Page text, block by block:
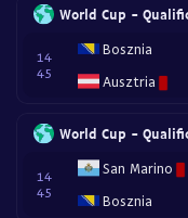
World Cup -
14
45
Bosznia
Ausztria
World Cup -
14
45
San Marino
Bosznia